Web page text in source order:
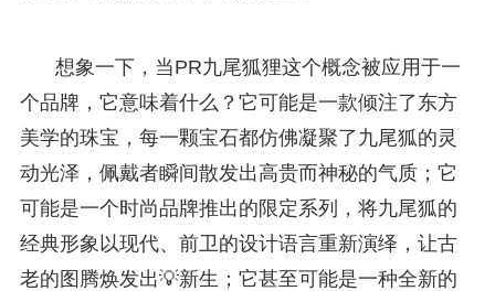
想象一下，当PR九尾狐狸这个概念被应用于一
个品牌，它意味着什么？它可能是一款倾注了东方
美学的珠宝，每一颗宝石都仿佛凝聚了九尾狐的灵
动光泽，佩戴者瞬间散发出高贵而神秘的气质；它
可能是一个时尚品牌推出的限定系列，将九尾狐的
经典形象以现代、前卫的设计语言重新演绎，让古
老的图腾焕发出💡新生；它甚至可能是一种全新的